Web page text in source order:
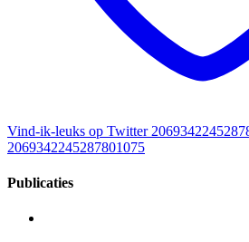
Vind-ik-leuks op Twitter
2069342245287801075
Publicaties